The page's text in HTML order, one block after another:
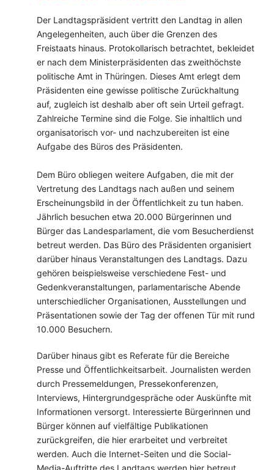
Der Landtagspräsident vertritt den Landtag in allen
Angelegenheiten, auch über die Grenzen des
Freistaats hinaus. Protokollarisch betrachtet, bekleidet
er nach dem Ministerpräsidenten das zweithöchste
politische Amt in Thüringen. Dieses Amt erlegt dem
Präsidenten eine gewisse politische Zurückhaltung
auf, zugleich ist deshalb aber oft sein Urteil gefragt.
Zahlreiche Termine sind die Folge. Sie inhaltlich und
organisatorisch vor- und nachzubereiten ist eine
Aufgabe des Büros des Präsidenten.
Dem Büro obliegen weitere Aufgaben, die mit der
Vertretung des Landtags nach außen und seinem
Erscheinungsbild in der Öffentlichkeit zu tun haben.
Jährlich besuchen etwa 20.000 Bürgerinnen und
Bürger das Landesparlament, die vom Besucherdienst
betreut werden. Das Büro des Präsidenten organisiert
darüber hinaus Veranstaltungen des Landtags. Dazu
gehören beispielsweise verschiedene Fest- und
Gedenkveranstaltungen, parlamentarische Abende
unterschiedlicher Organisationen, Ausstellungen und
Präsentationen sowie der Tag der offenen Tür mit rund
10.000 Besuchern.
Darüber hinaus gibt es Referate für die Bereiche
Presse und Öffentlichkeitsarbeit. Journalisten werden
durch Pressemeldungen, Pressekonferenzen,
Interviews, Hintergrundgespräche oder Auskünfte mit
Informationen versorgt. Interessierte Bürgerinnen und
Bürger können auf vielfältige Publikationen
zurückgreifen, die hier erarbeitet und verbreitet
werden. Auch die Internet-Seiten und die Social-
Media-Auftritte des Landtags werden hier betreut.